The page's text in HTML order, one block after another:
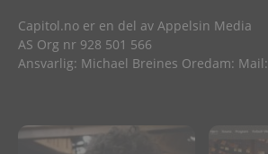
Capitol.no er en del av Appelsin Media
AS Org nr 928 501 566
Ansvarlig: Michael Breines Oredam: Mail: